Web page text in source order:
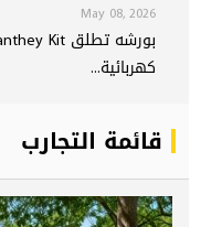
May 08, 2026
كهربائية...
قائمة التجارب